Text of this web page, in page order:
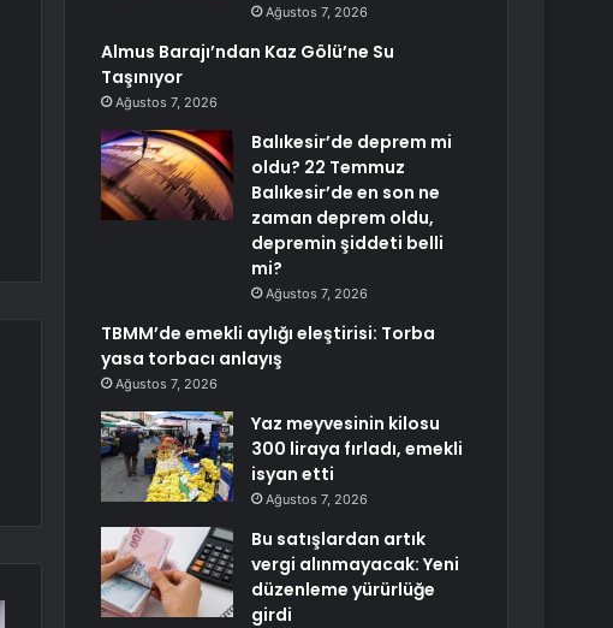
Ağustos 7, 2026
Almus Barajı’ndan Kaz Gölü’ne Su
Taşınıyor
Ağustos 7, 2026
Balıkesir’de deprem mi
oldu? 22 Temmuz
Balıkesir’de en son ne
zaman deprem oldu,
depremin şiddeti belli
mi?
Ağustos 7, 2026
TBMM’de emekli aylığı eleştirisi: Torba
yasa torbacı anlayış
Ağustos 7, 2026
Yaz meyvesinin kilosu
300 liraya fırladı, emekli
isyan etti
Ağustos 7, 2026
Bu satışlardan artık
vergi alınmayacak: Yeni
düzenleme yürürlüğe
girdi